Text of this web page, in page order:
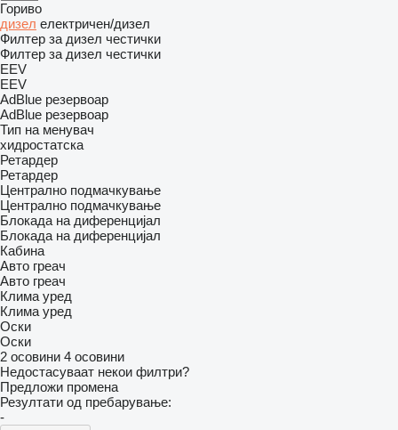
Гориво
дизел електричен/дизел
Филтер за дизел честички
Филтер за дизел честички
EEV
EEV
AdBlue резервоар
AdBlue резервоар
Тип на менувач
хидростатска
Ретардер
Ретардер
Централно подмачкување
Централно подмачкување
Блокада на диференцијал
Блокада на диференцијал
Кабина
Авто греач
Авто греач
Клима уред
Клима уред
Оски
Оски
2 осовини 4 осовини
Недостасуваат некои филтри?
Предложи промена
Резултати од пребарување:
-